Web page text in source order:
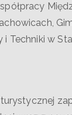
Techniki w